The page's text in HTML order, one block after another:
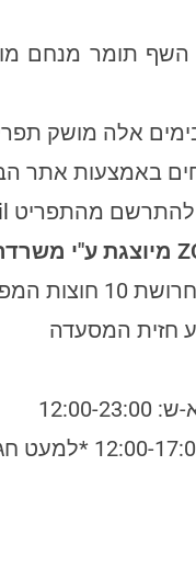
תומר מנחם
אלה מושק
באמצעות אתר
להתרשם מהתפריט
חזית המסעדה